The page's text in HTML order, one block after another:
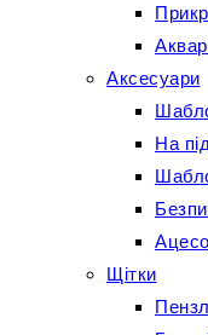
Аксесуари
На
Щітки